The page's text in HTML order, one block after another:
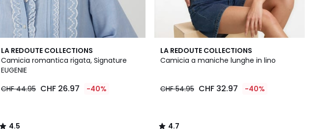
LA REDOUTE COLLECTIONS
Camicia romantica rigata, Signature
EUGENIE
CHF 44.95 CHF 26.97 -40%
4.5
/ 5
4.5
LA REDOUTE COLLECTIONS
Camicia a maniche lunghe in lino
CHF 54.95 CHF 32.97 -40%
4.7
/ 5
4.7